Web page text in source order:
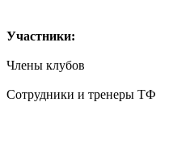
Участники:
Члены клубов
Сотрудники и тренеры ТФ